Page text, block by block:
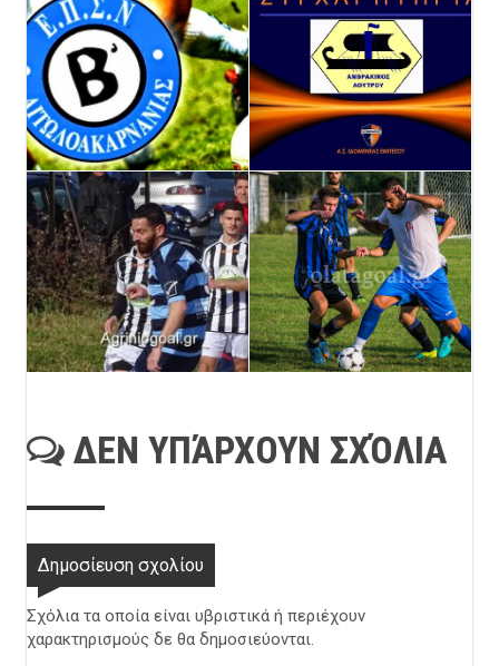
ΔΕΝ ΥΠΆΡΧΟΥΝ ΣΧΌΛΙΑ
Δημοσίευση σχολίου
Σχόλια τα οποία είναι υβριστικά ή περιέχουν
χαρακτηρισμούς δε θα δημοσιεύονται.